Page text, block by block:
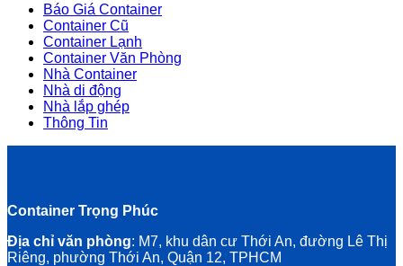
Báo Giá Container
Container Cũ
Container Lạnh
Container Văn Phòng
Nhà Container
Nhà di động
Nhà lắp ghép
Thông Tin
Container Trọng Phúc
Địa chỉ văn phòng: M7, khu dân cư Thới An, đường Lê Thị
Riêng, phường Thới An, Quận 12, TPHCM